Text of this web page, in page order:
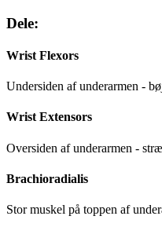
Dele:
Wrist Flexors
Undersiden af underarmen -
Wrist Extensors
Oversiden af underarmen -
Brachioradialis
Stor muskel på toppen af